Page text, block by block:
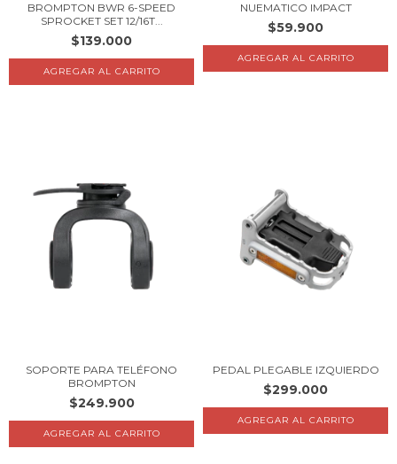
BROMPTON BWR 6-SPEED
SPROCKET SET 12/16T...
$139.000
NUEMATICO IMPACT
$59.900
SOPORTE PARA TELÉFONO
BROMPTON
$249.900
PEDAL PLEGABLE IZQUIERDO
$299.000